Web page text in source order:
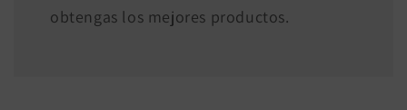
obtengas los mejores productos.